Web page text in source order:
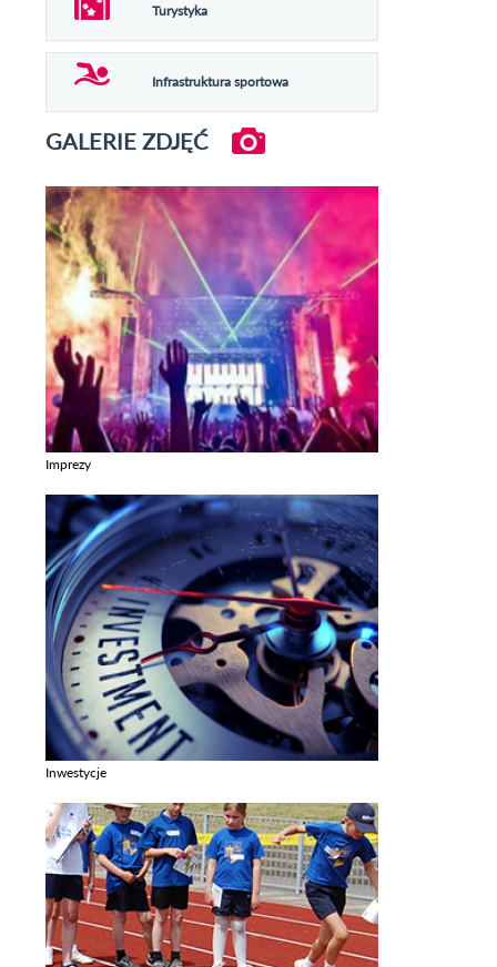
Turystyka
Infrastruktura sportowa
GALERIE ZDJĘĆ
Imprezy
Inwestycje